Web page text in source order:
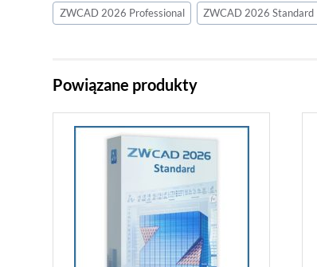
ZWCAD 2026 Professional ZWCAD 2026 Standard
Powiązane produkty